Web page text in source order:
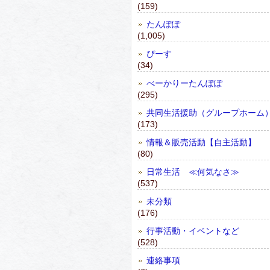
(159)
たんぽぽ
(1,005)
ぴーす
(34)
べーかりーたんぽぽ
(295)
共同生活援助（グループホーム
(173)
情報＆販売活動【自主活動】
(80)
日常生活 ≪何気なさ≫
(537)
未分類
(176)
行事活動・イベントなど
(528)
連絡事項